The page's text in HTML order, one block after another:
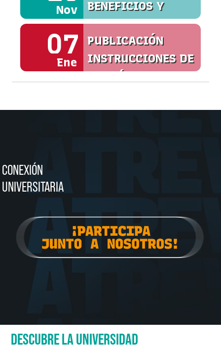
Nov
BENEFICIOS Y
SERVICIOS
07
Ene
PUBLICACIÓN
INSTRUCCIONES DE
MATRÍCULA
CONEXIÓN
UNIVERSITARIA
DESCUBRE LA UNIVERSIDAD